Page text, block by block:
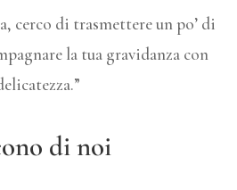
cerco di trasmettere un po’ di
la tua gravidanza con
di noi